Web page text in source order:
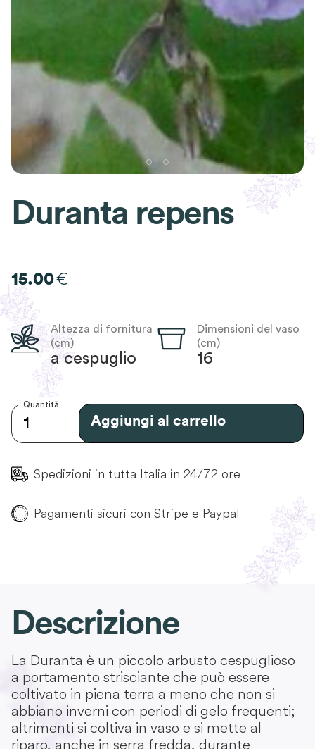
Duranta repens
15.00€
Altezza di fornitura
(cm)
a cespuglio
Dimensioni del vaso
(cm)
16
Quantità
Aggiungi al carrello
Spedizioni in tutta Italia in 24/72 ore
Pagamenti sicuri con Stripe e Paypal
Descrizione
La Duranta è un piccolo arbusto cespuglioso
a portamento strisciante che può essere
coltivato in piena terra a meno che non si
abbiano inverni con periodi di gelo frequenti;
altrimenti si coltiva in vaso e si mette al
riparo, anche in serra fredda, durante